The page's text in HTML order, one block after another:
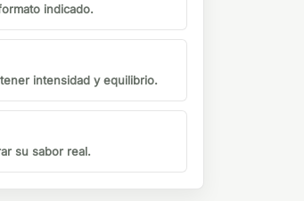
indicado.
intensidad y equilibrio.
su sabor real.